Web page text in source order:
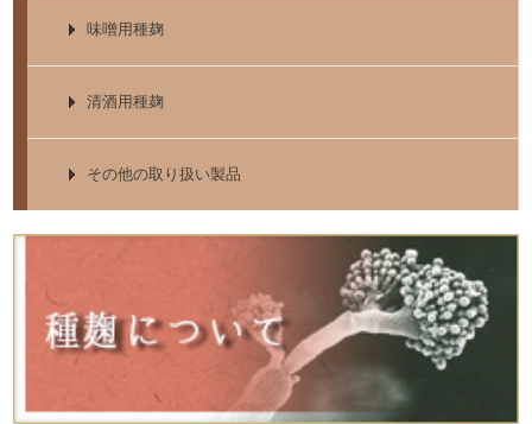
味噌用種麹
清酒用種麹
その他の取り扱い製品